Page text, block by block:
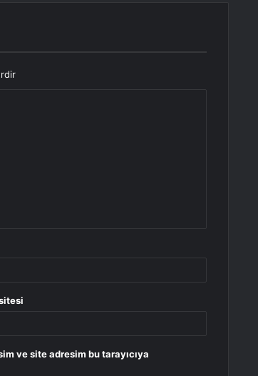
ve site adresim bu tarayıcıya